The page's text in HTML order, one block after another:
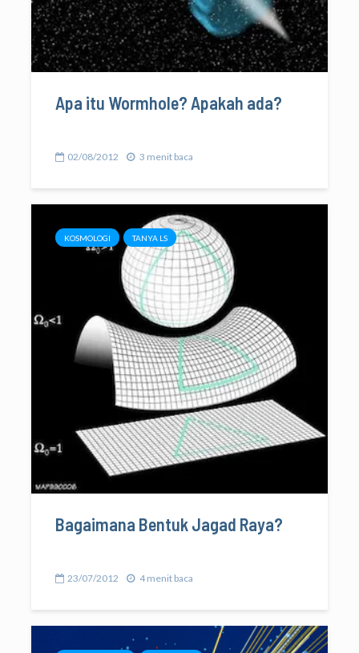
Apa itu Wormhole? Apakah ada?
02/08/2012 3 menit baca
KOSMOLOGI TANYA LS
Bagaimana Bentuk Jagad Raya?
23/07/2012 4 menit baca